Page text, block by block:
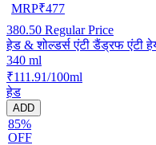
MRP₹477
380.50 Regular Price
हेड & शोल्डर्स एंटी डैंड्रफ एंटी
340 ml
₹111.91/100ml
हेड
ADD
85%
OFF